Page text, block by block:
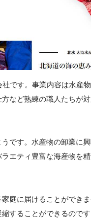
です。事業内容は水産
など熟練の職人たちが
です。水産物の卸業に
エティ豊富な海産物を
庭に届けることができ
することができるので